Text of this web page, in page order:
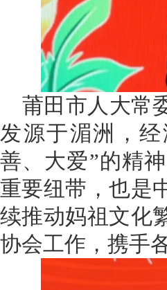
莆田市人大常
发源于湄洲，
善、大爱”的精
重要纽带，也是
续推动妈祖文化
协会工作，携手